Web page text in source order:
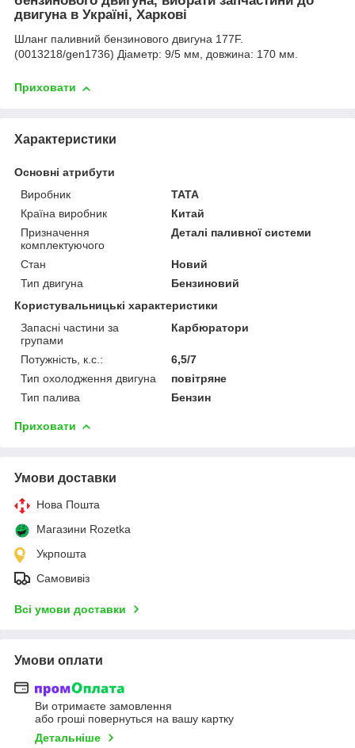
двигуна в Україні, Харкові
Шланг паливний бензинового двигуна 177F.
(0013218/gen1736) Діаметр: 9/5 мм, довжина: 170 мм.
Приховати
Характеристики
Основні атрибути
Виробник
TATA
Країна виробник
Китай
Призначення
комплектуючого
Деталі паливної системи
Стан
Новий
Тип двигуна
Бензиновий
Користувальницькі характеристики
Запасні частини за
групами
Карбюратори
Потужність, к.с.:
6,5/7
Тип охолодження двигуна
повітряне
Тип палива
Бензин
Приховати
Умови доставки
Нова Пошта
Магазини Rozetka
Укрпошта
Самовивіз
Всі умови доставки
Умови оплати
Ви отримаєте замовлення
або гроші повернуться на вашу картку
Детальніше